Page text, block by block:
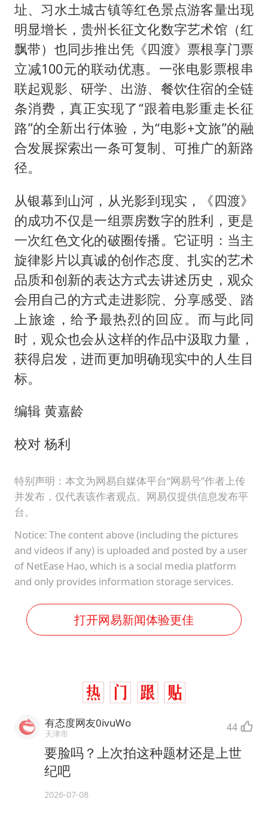
址、习水土城古镇等红色景点游客量出现
明显增长，贵州长征文化数字艺术馆（红
飘带）也同步推出凭《四渡》票根享门票
立减100元的联动优惠。一张电影票根串
联起观影、研学、出游、餐饮住宿的全链
条消费，真正实现了“跟着电影重走长征
路”的全新出行体验，为“电影+文旅”的融
合发展探索出一条可复制、可推广的新路
径。
从银幕到山河，从光影到现实，《四渡》
的成功不仅是一组票房数字的胜利，更是
一次红色文化的破圈传播。它证明：当主
旋律影片以真诚的创作态度、扎实的艺术
品质和创新的表达方式去讲述历史，观众
会用自己的方式走进影院、分享感受、踏
上旅途，给予最热烈的回应。而与此同
时，观众也会从这样的作品中汲取力量，
获得启发，进而更加明确现实中的人生目
标。
编辑 黄嘉龄
校对 杨利
特别声明：本文为网易自媒体平台“网易号”作者上传
并发布，仅代表该作者观点。网易仅提供信息发布平
台。
Notice: The content above (including the pictures
and videos if any) is uploaded and posted by a user
of NetEase Hao, which is a social media platform
and only provides information storage services.
打开网易新闻体验更佳
有态度网友0ivuWo
天津市 44
要脸吗？上次拍这种题材还是上世
纪吧
2026-07-08